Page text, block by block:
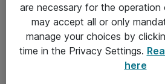
Takuu- ja huolto-ohjeet
Yleiset toimitusehdot
are necessary for the operation
may accept all or only
manage your choices by
time in the Privacy Settings.
here